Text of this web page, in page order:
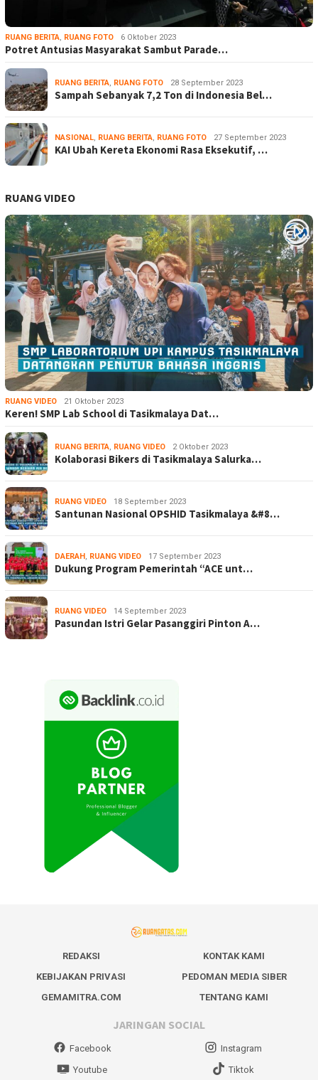
RUANG BERITA, RUANG FOTO 6 Oktober 2023
Potret Antusias Masyarakat Sambut Parade…
RUANG BERITA, RUANG FOTO 28 September 2023
Sampah Sebanyak 7,2 Ton di Indonesia Bel…
NASIONAL, RUANG BERITA, RUANG FOTO 27 September 2023
KAI Ubah Kereta Ekonomi Rasa Eksekutif, …
RUANG VIDEO
RUANG VIDEO 21 Oktober 2023
Keren! SMP Lab School di Tasikmalaya Dat…
RUANG BERITA, RUANG VIDEO 2 Oktober 2023
Kolaborasi Bikers di Tasikmalaya Salurka…
RUANG VIDEO 18 September 2023
Santunan Nasional OPSHID Tasikmalaya &#8…
DAERAH , RUANG VIDEO 17 September 2023
Dukung Program Pemerintah “ACE unt…
RUANG VIDEO 14 September 2023
Pasundan Istri Gelar Pasanggiri Pinton A…
REDAKSI
KONTAK KAMI
KEBIJAKAN PRIVASI
PEDOMAN MEDIA SIBER
GEMAMITRA.COM
TENTANG KAMI
JARINGAN SOCIAL
Facebook
Instagram
Youtube
Tiktok